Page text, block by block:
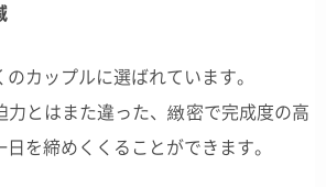
カップルに選ばれています。
力とはまた違った、緻密で完成度の高
を締めくくることができます。